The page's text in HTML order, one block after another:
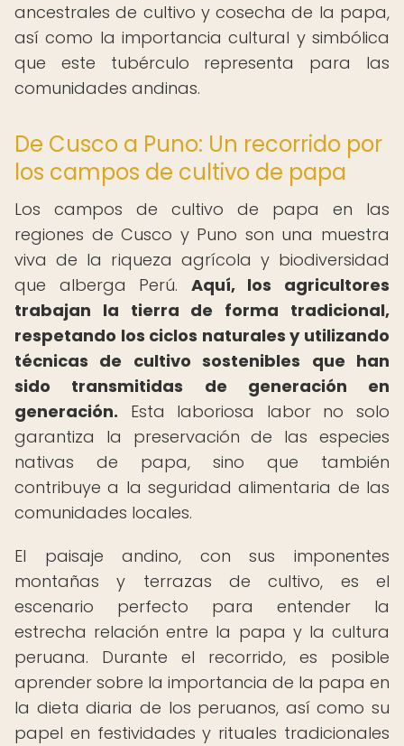
ancestrales de cultivo y cosecha de la papa,
así como la importancia cultural y simbólica
que este tubérculo representa para las
comunidades andinas.
De Cusco a Puno: Un recorrido por
los campos de cultivo de papa
Los campos de cultivo de papa en las
regiones de Cusco y Puno son una muestra
viva de la riqueza agrícola y biodiversidad
que alberga Perú. Aquí, los agricultores
trabajan la tierra de forma tradicional,
respetando los ciclos naturales y utilizando
técnicas de cultivo sostenibles que han
sido transmitidas de generación en
generación. Esta laboriosa labor no solo
garantiza la preservación de las especies
nativas de papa, sino que también
contribuye a la seguridad alimentaria de las
comunidades locales.
El paisaje andino, con sus imponentes
montañas y terrazas de cultivo, es el
escenario perfecto para entender la
estrecha relación entre la papa y la cultura
peruana. Durante el recorrido, es posible
aprender sobre la importancia de la papa en
la dieta diaria de los peruanos, así como su
papel en festividades y rituales tradicionales